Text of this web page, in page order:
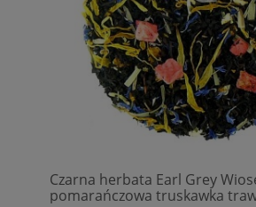
Czarna herbata Earl Grey
pomarańczowa truskawka